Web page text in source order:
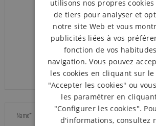
utilisons nos propres
de tiers pour analyser et
notre site Web et vous
publicités liées à vos
fonction de vos
navigation. Vous pouvez
les cookies en cliquant sur
"Accepter les cookies" ou
les paramétrer en
"Configurer les cookies".
d'informations, consultez